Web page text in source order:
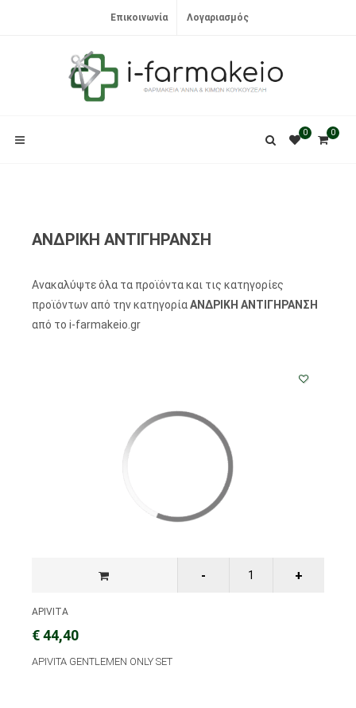
Επικοινωνία Λογαριασμός
0
0
ΑΝΔΡΙΚΗ ΑΝΤΙΓΗΡΑΝΣΗ
Ανακαλύψτε όλα τα προϊόντα και τις κατηγορίες
προϊόντων από την κατηγορίαΑΝΔΡΙΚΗ ΑΝΤΙΓΗΡΑΝΣΗ
από το i-farmakeio.gr
APIVITA
€ 44,40
APIVITA GENTLEMEN ONLY SET